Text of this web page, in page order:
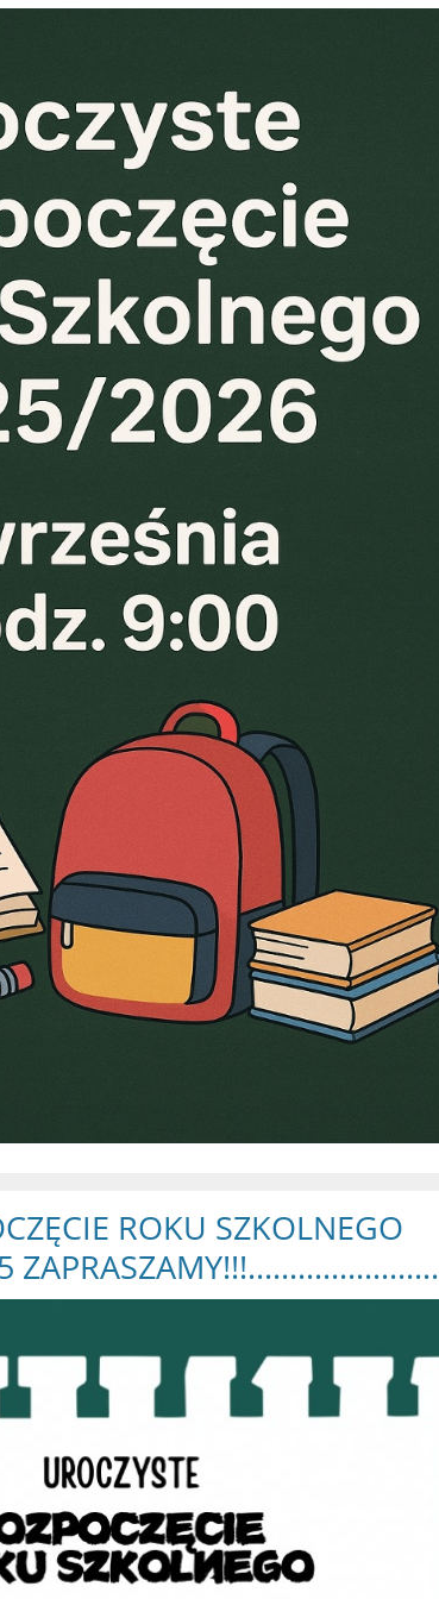
ROKU SZKOLNEGO
ZAPRASZAMY!!!.......................